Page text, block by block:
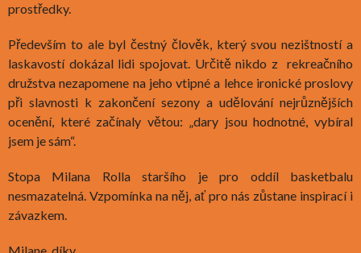
prostředky.
Především to ale byl čestný člověk, který svou nezištností a
laskavostí dokázal lidi spojovat. Určitě nikdo z rekreačního
družstva nezapomene na jeho vtipné a lehce ironické proslovy
při slavnosti k zakončení sezony a udělování nejrůznějších
ocenění, které začínaly větou: „dary jsou hodnotné, vybíral
jsem je sám“.
Stopa Milana Rolla staršího je pro oddíl basketbalu
nesmazatelná. Vzpomínka na něj, ať pro nás zůstane inspirací i
závazkem.
Milane, díky